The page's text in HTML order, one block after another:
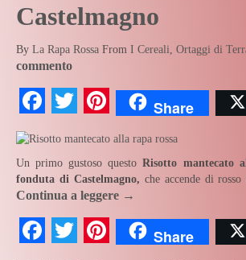
Castelmagno
By La Rapa Rossa From I Cereali, Ortaggi di
commento
Facebook
TwitterPinterest
Share
Un primo gustoso questoRisotto mantecato
fonduta di Castelmagno, che accende di
Continua a leggere →
Facebook
TwitterPinterest
Share